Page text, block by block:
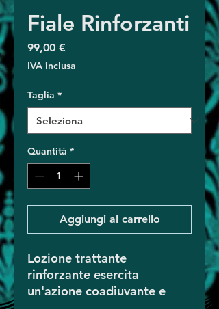
Fiale Rinforzanti
99,00 €
IVA inclusa
Taglia *
Quantità *
Aggiungi al carrello
Lozione trattante
rinforzante esercita
un'azione coadiuvante e